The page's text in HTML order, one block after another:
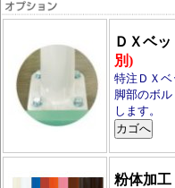
ＤＸベ
別)
特注ＤＸベ
脚部のボ
します。
粉体加